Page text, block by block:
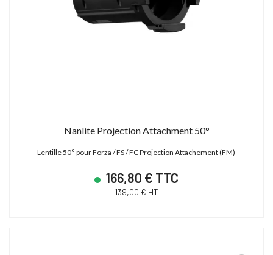
Nanlite Projection Attachment 50°
Lentille 50° pour Forza / FS / FC Projection Attachement (FM)
166,80 € TTC
139,00 € HT